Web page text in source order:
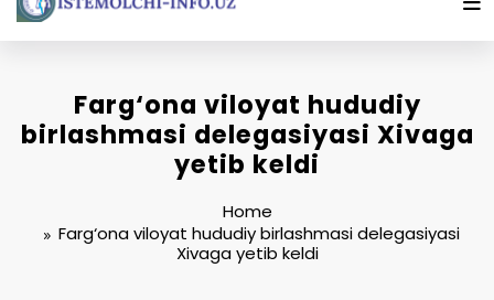
Farg‘ona viloyat hududiy
birlashmasi delegasiyasi Xivaga
yetib keldi
Home
Farg‘ona viloyat hududiy birlashmasi delegasiyasi
Xivaga yetib keldi